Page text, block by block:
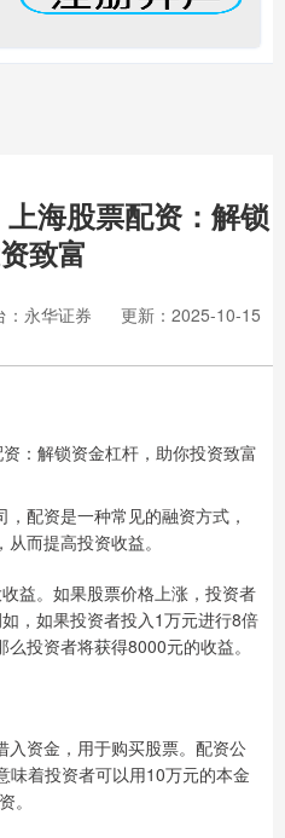
海股票配资：解锁
致富
：永华证券
更新：2025-10-15
配资是一种常见的融资方式，
而提高投资收益。
益。如果股票价格上涨，投资者
，如果投资者投入1万元进行8倍
投资者将获得8000元的收益。
入资金，用于购买股票。配资公
味着投资者可以用10万元的本金
。